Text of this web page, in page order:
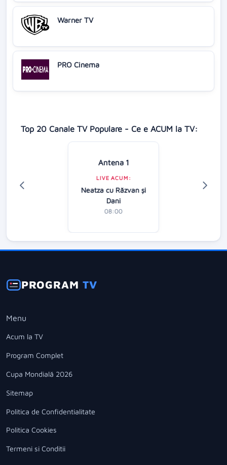
Warner TV
PRO Cinema
Top 20 Canale TV Populare - Ce e ACUM la TV:
Antena 1
LIVE ACUM:
Neatza cu Răzvan şi
Dani
08:00
PROGRAMTV
Menu
Acum la TV
Program Complet
Cupa Mondială 2026
Sitemap
Politica de Confidentialitate
Politica Cookies
Termeni si Conditii